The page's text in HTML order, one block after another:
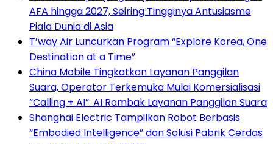
AFA hingga 2027, Seiring Tingginya Antusiasme
Piala Dunia di Asia
T’way Air Luncurkan Program “Explore Korea, One
Destination at a Time”
China Mobile Tingkatkan Layanan Panggilan
Suara, Operator Terkemuka Mulai Komersialisasi
“Calling + AI”: AI Rombak Layanan Panggilan Suara
Shanghai Electric Tampilkan Robot Berbasis
“Embodied Intelligence” dan Solusi Pabrik Cerdas